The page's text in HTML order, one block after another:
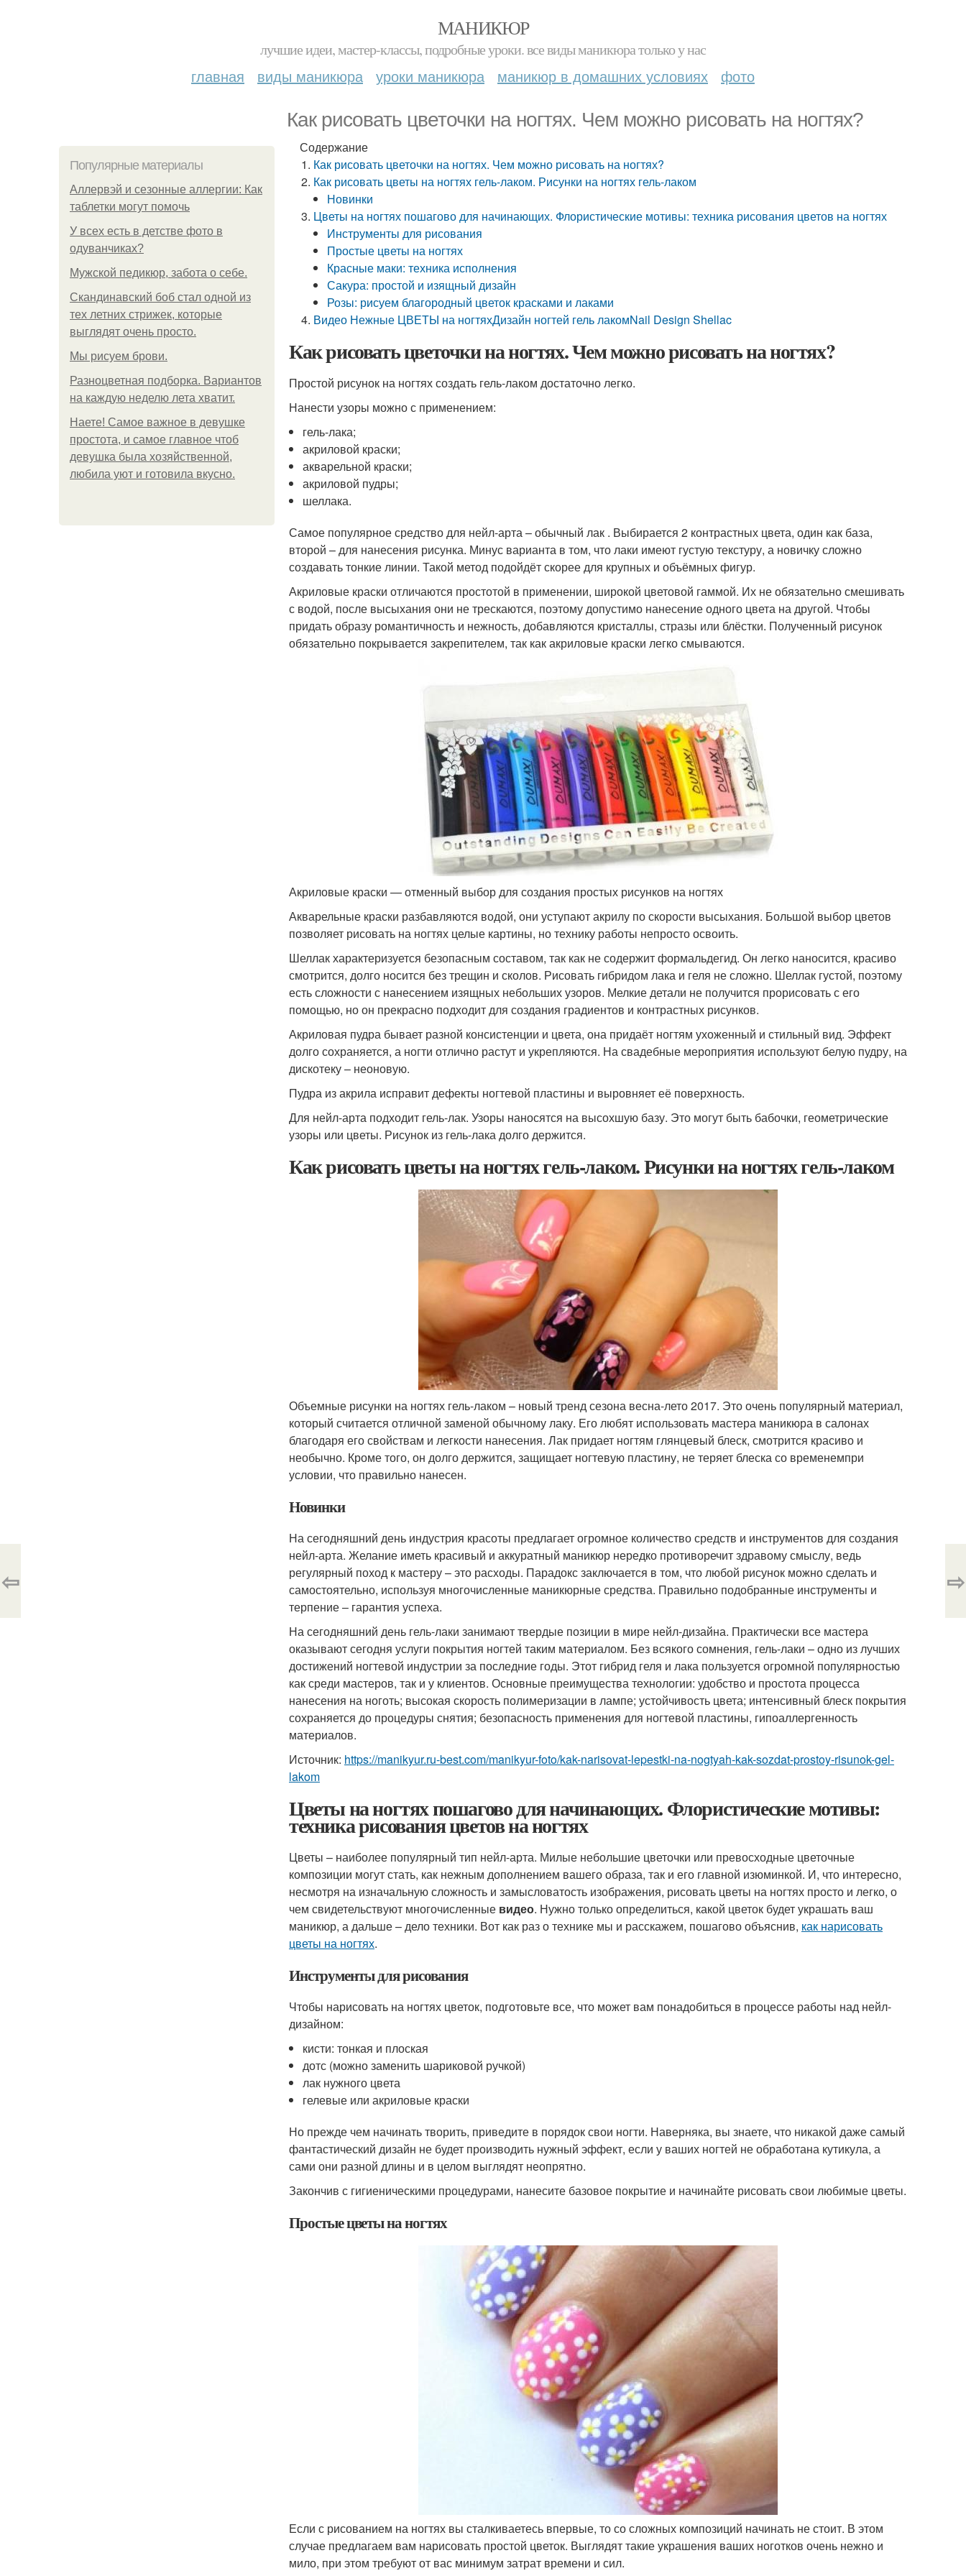
МАНИКЮР
лучшие идеи, мастер-классы, подробные уроки. все виды маникюра только у нас
главная виды маникюра уроки маникюра маникюр в домашних условиях фото
Как рисовать цветочки на ногтях. Чем можно рисовать на ногтях?
Популярные материалы
Аллервэй и сезонные аллергии: Как
таблетки могут помочь
У всех есть в детстве фото в
одуванчиках?
Мужской педикюр, забота о себе.
Скандинавский боб стал одной из
тех летних стрижек, которые
выглядят очень просто.
Мы рисуем брови.
Разноцветная подборка. Вариантов
на каждую неделю лета хватит.
Наете! Самое важное в девушке
простота, и самое главное чтоб
девушка была хозяйственной,
любила уют и готовила вкусно.
Содержание
Как рисовать цветочки на ногтях. Чем можно рисовать на ногтях?
Как рисовать цветы на ногтях гель-лаком. Рисунки на ногтях гель-лаком
Новинки
Цветы на ногтях пошагово для начинающих. Флористические мотивы: техника рисования цветов на ногтях
Инструменты для рисования
Простые цветы на ногтях
Красные маки: техника исполнения
Сакура: простой и изящный дизайн
Розы: рисуем благородный цветок красками и лаками
Видео Нежные ЦВЕТЫ на ногтяхДизайн ногтей гель лакомNail Design Shellac
Как рисовать цветочки на ногтях. Чем можно рисовать на ногтях?
Простой рисунок на ногтях создать гель-лаком достаточно легко.
Нанести узоры можно с применением:
гель-лака;
акриловой краски;
акварельной краски;
акриловой пудры;
шеллака.
Самое популярное средство для нейл-арта – обычный лак . Выбирается 2 контрастных цвета, один как база,
второй – для нанесения рисунка. Минус варианта в том, что лаки имеют густую текстуру, а новичку сложно
создавать тонкие линии. Такой метод подойдёт скорее для крупных и объёмных фигур.
Акриловые краски отличаются простотой в применении, широкой цветовой гаммой. Их не обязательно смешивать
с водой, после высыхания они не трескаются, поэтому допустимо нанесение одного цвета на другой. Чтобы
придать образу романтичность и нежность, добавляются кристаллы, стразы или блёстки. Полученный рисунок
обязательно покрывается закрепителем, так как акриловые краски легко смываются.
Акриловые краски — отменный выбор для создания простых рисунков на ногтях
Акварельные краски разбавляются водой, они уступают акрилу по скорости высыхания. Большой выбор цветов
позволяет рисовать на ногтях целые картины, но технику работы непросто освоить.
Шеллак характеризуется безопасным составом, так как не содержит формальдегид. Он легко наносится, красиво
смотрится, долго носится без трещин и сколов. Рисовать гибридом лака и геля не сложно. Шеллак густой, поэтому
есть сложности с нанесением изящных небольших узоров. Мелкие детали не получится прорисовать с его
помощью, но он прекрасно подходит для создания градиентов и контрастных рисунков.
Акриловая пудра бывает разной консистенции и цвета, она придаёт ногтям ухоженный и стильный вид. Эффект
долго сохраняется, а ногти отлично растут и укрепляются. На свадебные мероприятия используют белую пудру, на
дискотеку – неоновую.
Пудра из акрила исправит дефекты ногтевой пластины и выровняет её поверхность.
Для нейл-арта подходит гель-лак. Узоры наносятся на высохшую базу. Это могут быть бабочки, геометрические
узоры или цветы. Рисунок из гель-лака долго держится.
Как рисовать цветы на ногтях гель-лаком. Рисунки на ногтях гель-лаком
Объемные рисунки на ногтях гель-лаком – новый тренд сезона весна-лето 2017. Это очень популярный материал,
который считается отличной заменой обычному лаку. Его любят использовать мастера маникюра в салонах
благодаря его свойствам и легкости нанесения. Лак придает ногтям глянцевый блеск, смотрится красиво и
необычно. Кроме того, он долго держится, защищает ногтевую пластину, не теряет блеска со временемпри
условии, что правильно нанесен.
Новинки
На сегодняшний день индустрия красоты предлагает огромное количество средств и инструментов для создания
нейл-арта. Желание иметь красивый и аккуратный маникюр нередко противоречит здравому смыслу, ведь
регулярный поход к мастеру – это расходы. Парадокс заключается в том, что любой рисунок можно сделать и
самостоятельно, используя многочисленные маникюрные средства. Правильно подобранные инструменты и
терпение – гарантия успеха.
На сегодняшний день гель-лаки занимают твердые позиции в мире нейл-дизайна. Практически все мастера
оказывают сегодня услуги покрытия ногтей таким материалом. Без всякого сомнения, гель-лаки – одно из лучших
достижений ногтевой индустрии за последние годы. Этот гибрид геля и лака пользуется огромной популярностью
как среди мастеров, так и у клиентов. Основные преимущества технологии: удобство и простота процесса
нанесения на ноготь; высокая скорость полимеризации в лампе; устойчивость цвета; интенсивный блеск покрытия
сохраняется до процедуры снятия; безопасность применения для ногтевой пластины, гипоаллергенность
материалов.
Источник: https://manikyur.ru-best.com/manikyur-foto/kak-narisovat-lepestki-na-nogtyah-kak-sozdat-prostoy-risunok-gel-
lakom
Цветы на ногтях пошагово для начинающих. Флористические мотивы:
техника рисования цветов на ногтях
Цветы – наиболее популярный тип нейл-арта. Милые небольшие цветочки или превосходные цветочные
композиции могут стать, как нежным дополнением вашего образа, так и его главной изюминкой. И, что интересно,
несмотря на изначальную сложность и замысловатость изображения, рисовать цветы на ногтях просто и легко, о
чем свидетельствуют многочисленные видео. Нужно только определиться, какой цветок будет украшать ваш
маникюр, а дальше – дело техники. Вот как раз о технике мы и расскажем, пошагово объяснив, как нарисовать
цветы на ногтях.
Инструменты для рисования
Чтобы нарисовать на ногтях цветок, подготовьте все, что может вам понадобиться в процессе работы над нейл-
дизайном:
кисти: тонкая и плоская
дотс (можно заменить шариковой ручкой)
лак нужного цвета
гелевые или акриловые краски
Но прежде чем начинать творить, приведите в порядок свои ногти. Наверняка, вы знаете, что никакой даже самый
фантастический дизайн не будет производить нужный эффект, если у ваших ногтей не обработана кутикула, а
сами они разной длины и в целом выглядят неопрятно.
Закончив с гигиеническими процедурами, нанесите базовое покрытие и начинайте рисовать свои любимые цветы.
Простые цветы на ногтях
Если с рисованием на ногтях вы сталкиваетесь впервые, то со сложных композиций начинать не стоит. В этом
случае предлагаем вам нарисовать простой цветок. Выглядят такие украшения ваших ноготков очень нежно и
мило, при этом требуют от вас минимум затрат времени и сил.
⇦ ⇨